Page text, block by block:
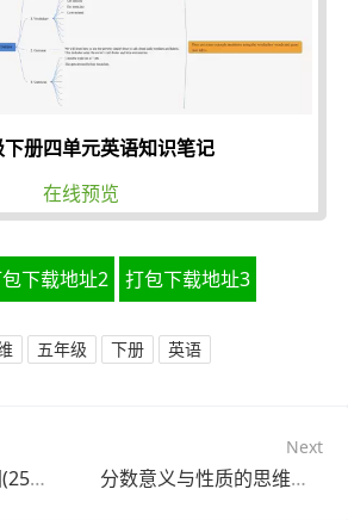
册四单元英语知识笔记
在线预览
下载地址2 打包下载地址3
五年级 下册 英语
4年级英语思维导图(25张可打印)
Next
分数意义与性质的思维导图(24张高清晰可打印)